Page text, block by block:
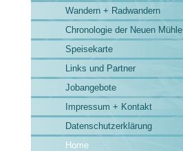
Wandern + Radwandern
Chronologie der Neuen Mühle
Speisekarte
Links und Partner
Jobangebote
Impressum + Kontakt
Datenschutzerklärung
Home